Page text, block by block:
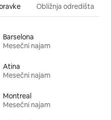
Obližnja odredišta
Barselona
Mesečni najam
Atina
Mesečni najam
Montreal
Mesečni najam